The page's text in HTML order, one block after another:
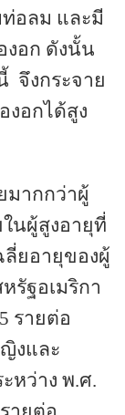
อลม และมี
งอก ดังนั้น
จึงกระจาย
งอกได้สูง
มากกว่าผู้
นผู้สูงอายุที่
ยอายุของผู้
รัฐอเมริกา
5 รายต่อ
งและ
หว่าง พ.ศ.